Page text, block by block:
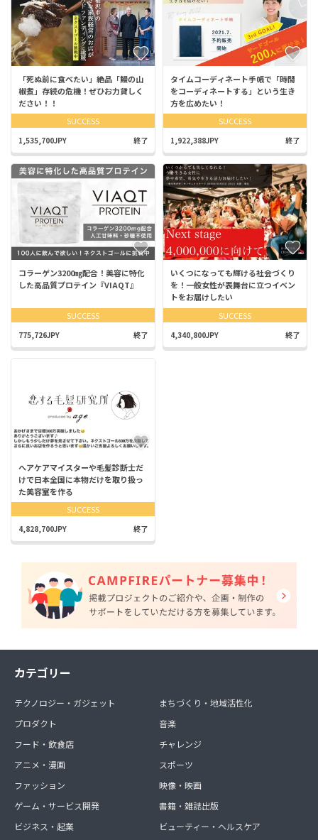
「死ぬ前に食べたい」絶品「鰻の山
椒煮」存続の危機！ぜひお力貸しく
ださい！！
SUCCESS
1,535,700JPY 終了
タイムコーディネート手帳で「時間
をコーディネートする」という生き
方を広めたい！
SUCCESS
1,922,388JPY 終了
コラーゲン3200㎎配合！美容に特化
した高品質プロテイン『VIAQT』
SUCCESS
775,726JPY 終了
いくつになっても輝ける社会づくり
を！一般女性が表舞台に立つイベン
トをお届けしたい
SUCCESS
4,340,800JPY 終了
ヘアケアマイスターや毛髪診断士だ
けで日本全国に本物だけを取り扱っ
た美容室を作る
SUCCESS
4,828,700JPY 終了
カテゴリー
テクノロジー・ガジェット
プロダクト
フード・飲食店
アニメ・漫画
ファッション
ゲーム・サービス開発
ビジネス・起業
まちづくり・地域活性化
音楽
チャレンジ
スポーツ
映像・映画
書籍・雑誌出版
ビューティー・ヘルスケア